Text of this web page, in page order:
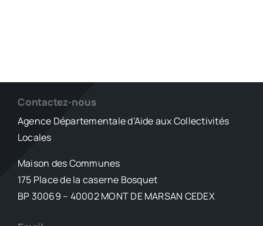
Contactez-nous
Agence Départementale d’Aide aux Collectivités
Locales
Maison des Communes
175 Place de la caserne Bosquet
BP 30069 – 40002 MONT DE MARSAN CEDEX